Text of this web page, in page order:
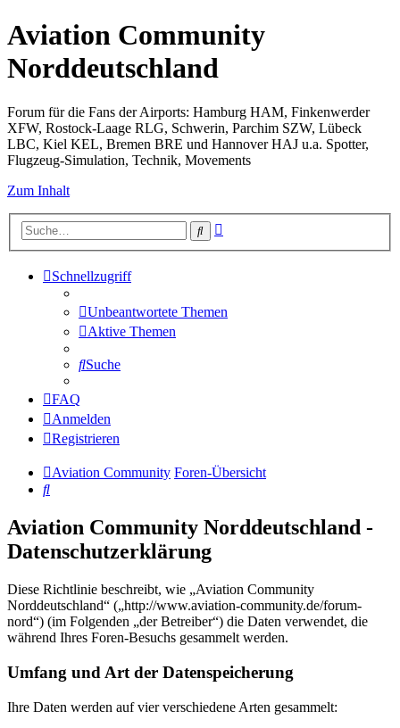
Aviation Community
Norddeutschland
Forum für die Fans der Airports: Hamburg HAM, Finkenwerder
XFW, Rostock-Laage RLG, Schwerin, Parchim SZW, Lübeck
LBC, Kiel KEL, Bremen BRE und Hannover HAJ u.a. Spotter,
Flugzeug-Simulation, Technik, Movements
Zum Inhalt
Suche
Schnellzugriff
Unbeantwortete Themen
Aktive Themen
Suche
FAQ
Anmelden
Registrieren
Aviation Community Foren-Übersicht
Suche
Aviation Community Norddeutschland -
Datenschutzerklärung
Diese Richtlinie beschreibt, wie „Aviation Community
Norddeutschland“ („http://www.aviation-community.de/forum-
nord“) (im Folgenden „der Betreiber“) die Daten verwendet, die
während Ihres Foren-Besuchs gesammelt werden.
Umfang und Art der Datenspeicherung
Ihre Daten werden auf vier verschiedene Arten gesammelt: